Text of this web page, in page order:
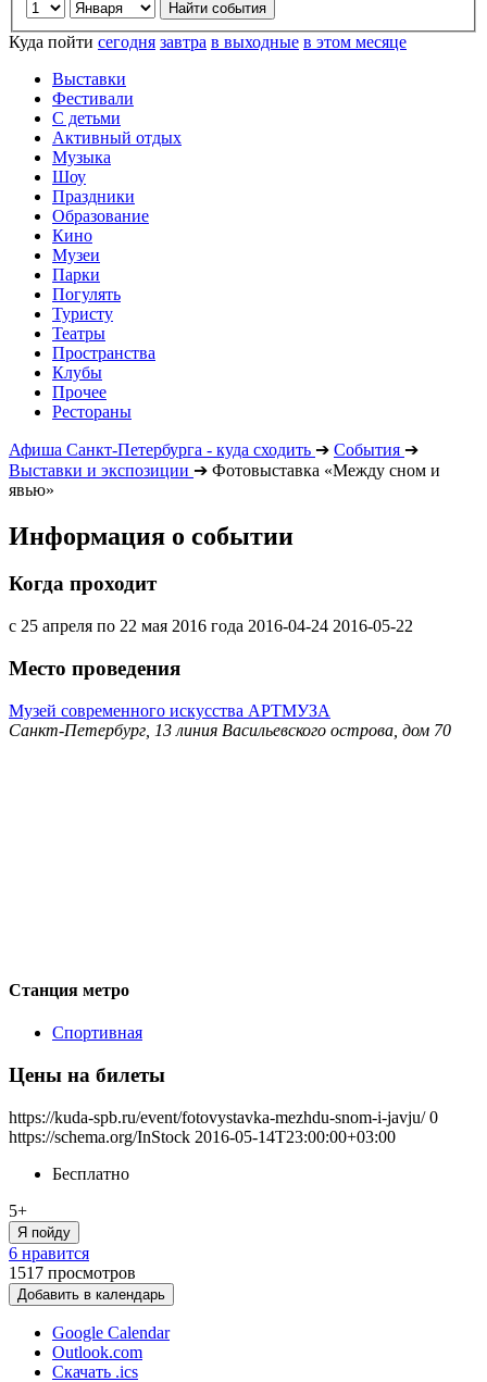
Куда пойти сегодня завтра в выходные в этом месяце
Выставки
Фестивали
С детьми
Активный отдых
Музыка
Шоу
Праздники
Образование
Кино
Музеи
Парки
Погулять
Туристу
Театры
Пространства
Клубы
Прочее
Рестораны
Афиша Санкт-Петербурга - куда сходить ➔ События ➔
Выставки и экспозиции ➔ Фотовыставка «Между сном и
явью»
Информация о событии
Когда проходит
с 25 апреля по 22 мая 2016 года 2016-04-24 2016-05-22
Место проведения
Музей современного искусства АРТМУЗА
Санкт-Петербург, 13 линия Васильевского острова, дом 70
Станция метро
Спортивная
Цены на билеты
https://kuda-spb.ru/event/fotovystavka-mezhdu-snom-i-javju/ 0
https://schema.org/InStock 2016-05-14T23:00:00+03:00
Бесплатно
5+
Я пойду
6 нравится
1517 просмотров
Добавить в календарь
Google Calendar
Outlook.com
Скачать .ics